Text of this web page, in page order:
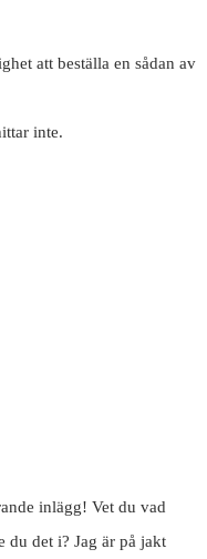
att beställa en sådan av
inte.
inlägg! Vet du vad
du det i? Jag är på jakt